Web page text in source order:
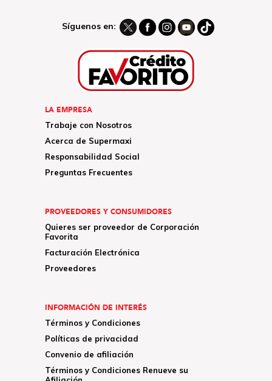
Síguenos en:
LA EMPRESA
Trabaje con Nosotros
Acerca de Supermaxi
Responsabilidad Social
Preguntas Frecuentes
PROVEEDORES Y CONSUMIDORES
Quieres ser proveedor de Corporación
Favorita
Facturación Electrónica
Proveedores
INFORMACIÓN DE INTERÉS
Términos y Condiciones
Políticas de privacidad
Convenio de afiliación
Términos y Condiciones Renueve su